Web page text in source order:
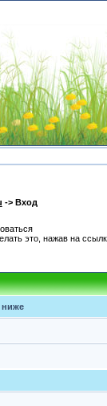
-> Вход
это, нажав на
ниже